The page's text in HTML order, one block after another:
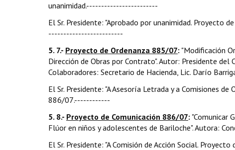
unanimidad.------------------------
El Sr. Presidente: "Aprobado por unanimidad.
-------------------------
5. 7.- Proyecto de Ordenanza 885/07: "Modificación
Dirección de Obras por Contrato". Autor: Presidente del
Colaboradores: Secretario de Hacienda, Lic. Darío
El Sr. Presidente: "A Asesoría Letrada y a Comisiones
886/07.------------
5. 8.- Proyecto de Comunicación 886/07: "Comunicar
Flúor en niños y adolescentes de Bariloche". Autora:
El Sr. Presidente: "A Comisión de Acción Social.